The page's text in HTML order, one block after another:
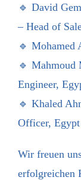
🔹 David
– Head of
🔹 Mohamed
🔹 Mahmoud
Engineer,
🔹 Khaled
Officer,
Wir freuen
erfolgreichen